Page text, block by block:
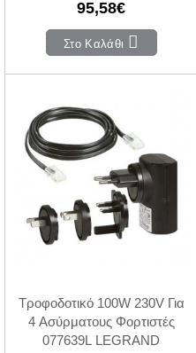
95,58€
Στο Καλάθι
Τροφοδοτικό 100W 230V Για
4 Ασύρματους Φορτιστές
077639L LEGRAND